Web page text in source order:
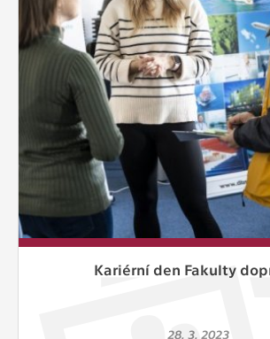
Kariérní den Fakulty
28. 3. 2023